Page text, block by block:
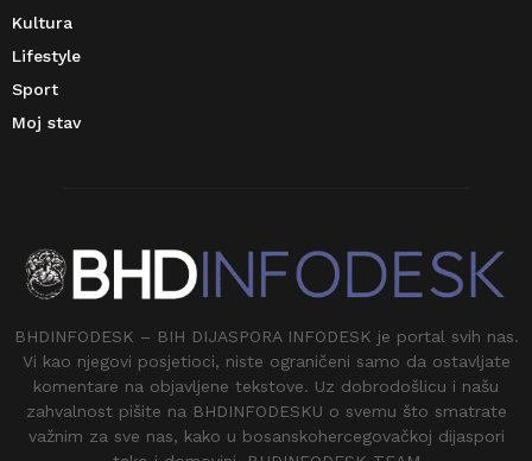
Kultura
Lifestyle
Sport
Moj stav
BHDINFODESK – BIH DIJASPORA INFODESK je portal svih nas.
Vi kao njegovi posjetioci, niste ograničeni samo da ostavljate
komentare na objavljene tekstove. Uz dobrodošlicu i našu
zahvalnost pišite na BHDINFODESKU o svemu što smatrate
važnim za sve nas, kako u bosanskohercegovačkoj dijaspori